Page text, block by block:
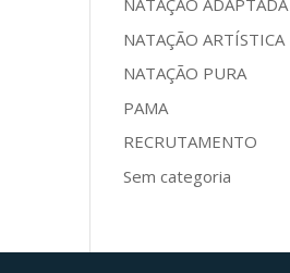
NATAÇÃO ADAPTADA
NATAÇÃO ARTÍSTICA
NATAÇÃO PURA
PAMA
RECRUTAMENTO
Sem categoria